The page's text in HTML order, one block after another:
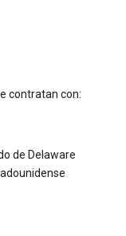
contratan con:
de Delaware